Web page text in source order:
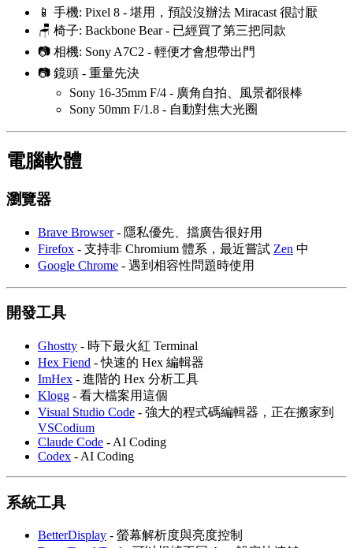
📱 手機: Pixel 8 - 堪用，預設沒辦法 Miracast 很討厭
🪑 椅子: Backbone Bear - 已經買了第三把同款
📷 相機: Sony A7C2 - 輕便才會想帶出門
📷 鏡頭 - 重量先決
Sony 16-35mm F/4 - 廣角自拍、風景都很棒
Sony 50mm F/1.8 - 自動對焦大光圈
電腦軟體
瀏覽器
Brave Browser- 隱私優先、擋廣告很好用
Firefox - 支持非 Chromium 體系，最近嘗試 Zen 中
Google Chrome - 遇到相容性問題時使用
開發工具
Ghostty - 時下最火紅 Terminal
Hex Fiend - 快速的 Hex 編輯器
ImHex - 進階的 Hex 分析工具
Klogg - 看大檔案用這個
Visual Studio Code - 強大的程式碼編輯器，正在搬家到
VSCodium
Claude Code - AI Coding
Codex - AI Coding
系統工具
BetterDisplay - 螢幕解析度與亮度控制